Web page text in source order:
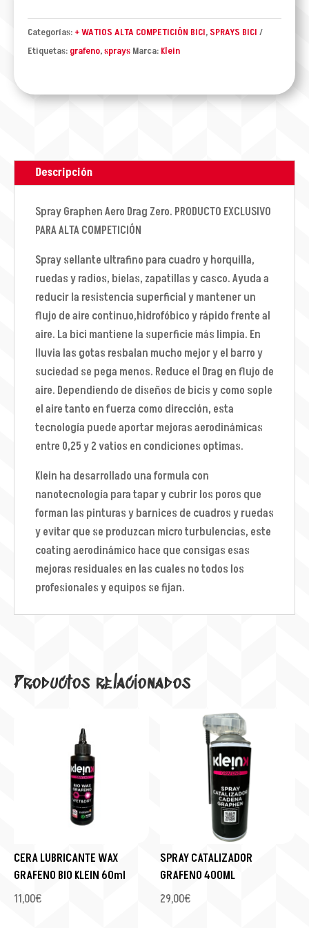
ZERO
KLEIN
400ml.
Categorías:+ WATIOS ALTA COMPETICIÓN BICI, SPRAYS BICI
Etiquetas: grafeno,sprays Marca: Klein
Descripción
Spray Graphen Aero Drag Zero. PRODUCTO EXCLUSIVO
PARA ALTA COMPETICIÓN
Spray sellante ultrafino para cuadro y horquilla,
ruedas y radios, bielas, zapatillas y casco. Ayuda a
reducir la resistencia superficial y mantener un
flujo de aire continuo,hidrofóbico y rápido frente al
aire. La bici mantiene la superficie más limpia. En
lluvia las gotas resbalan mucho mejor y el barro y
suciedad se pega menos. Reduce el Drag en flujo de
aire. Dependiendo de diseños de bicis y como sople
el aire tanto en fuerza como dirección, esta
tecnología puede aportar mejoras aerodinámicas
entre 0,25 y 2 vatios en condiciones optimas.
Klein ha desarrollado una formula con
nanotecnología para tapar y cubrir los poros que
forman las pinturas y barnices de cuadros y ruedas
y evitar que se produzcan micro turbulencias, este
coating aerodinámico hace que consigas esas
mejoras residuales en las cuales no todos los
profesionales y equipos se fijan.
Productos relacionados
CERA LUBRICANTE WAX
GRAFENO BIO KLEIN 60ml
11,00€
SPRAY CATALIZADOR
GRAFENO 400ML
29,00€